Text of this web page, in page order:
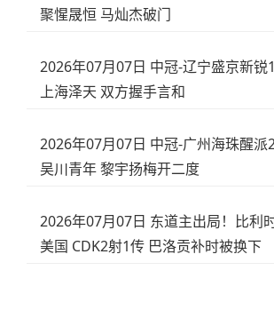
聚惺晟恒 马灿杰破门
2026年07月07日 中冠-辽宁盛京新锐
上海泽天 双方握手言和
2026年07月07日 中冠-广州海珠醒派
吴川青年 黎宇扬梅开二度
2026年07月07日 东道主出局！比利
美国 CDK2射1传 巴洛贡补时被换下